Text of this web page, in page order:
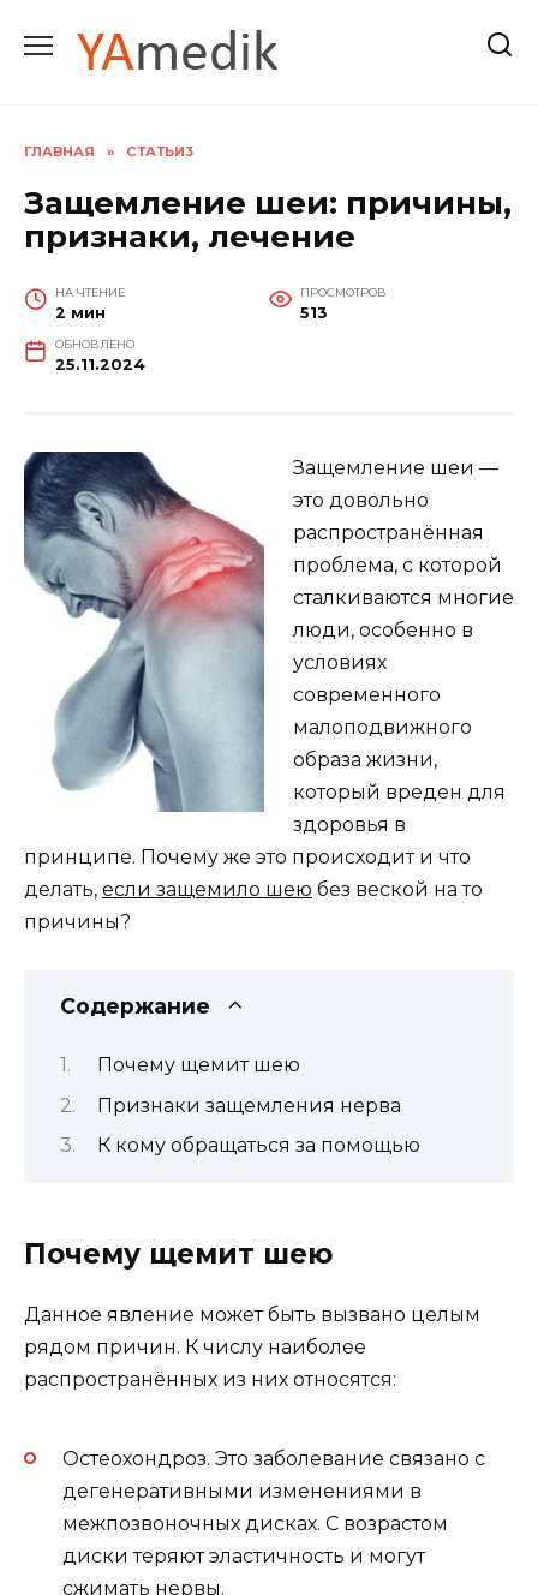
содержанию
ГЛАВНАЯ » СТАТЬИ3
Защемление шеи: причины,
признаки, лечение
НА ЧТЕНИЕ
2 мин
ПРОСМОТРОВ
513
ОБНОВЛЕНО
25.11.2024
Защемление шеи —
это довольно
распространённая
проблема, с которой
сталкиваются многие
люди, особенно в
условиях
современного
малоподвижного
образа жизни,
который вреден для
здоровья в
принципе. Почему же это происходит и что
делать, если защемило шею без веской на то
причины?
Содержание
Почему щемит шею
Признаки защемления нерва
К кому обращаться за помощью
Почему щемит шею
Данное явление может быть вызвано целым
рядом причин. К числу наиболее
распространённых из них относятся:
Остеохондроз. Это заболевание связано с
дегенеративными изменениями в
межпозвоночных дисках. С возрастом
диски теряют эластичность и могут
сжимать нервы.